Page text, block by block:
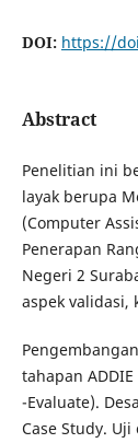
DOI: https://
Abstract
Penelitian ini
layak berupa
(Computer
Penerapan
Negeri 2
aspek validasi,
tahapan
-Evaluate).
Case Study.